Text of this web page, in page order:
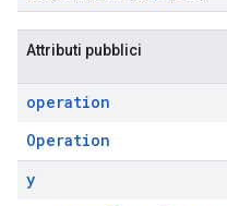
Attributi pubblici
operation
Operation
y